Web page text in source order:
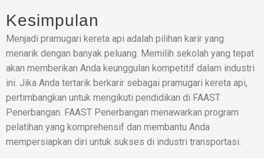
Kesimpulan
Menjadi pramugari kereta api adalah pilihan karir yang
menarik dengan banyak peluang. Memilih sekolah yang tepat
akan memberikan Anda keunggulan kompetitif dalam industri
ini. Jika Anda tertarik berkarir sebagai pramugari kereta api,
pertimbangkan untuk mengikuti pendidikan di FAAST
Penerbangan. FAAST Penerbangan menawarkan program
pelatihan yang komprehensif dan membantu Anda
mempersiapkan diri untuk sukses di industri transportasi.